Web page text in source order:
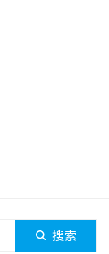
搜索